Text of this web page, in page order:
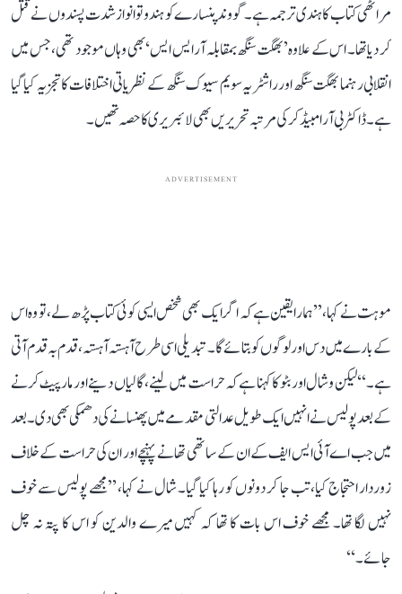
مراٹھی کتاب کا ہندی ترجمہ ہے۔ گووند پنسارے کو ہندوتوا نواز شدت پسندوں نے قتل
کر دیا تھا۔ اس کے علاوہ ’بھگت سنگھ بمقابلہ آر ایس ایس‘ بھی وہاں موجود تھی، جس میں
انقلابی رہنما بھگت سنگھ اور راشٹریہ سویم سیوک سنگھ کے نظریاتی اختلافات کا تجزیہ کیا گیا
ہے۔ ڈاکٹر بی آر امبیڈکر کی مرتبہ تحریریں بھی لائبریری کا حصہ تھیں۔
ADVERTISEMENT
موہت نے کہا، ’’ہمارا یقین ہے کہ اگر ایک بھی شخص ایسی کوئی کتاب پڑھ لے، تو وہ اس
کے بارے میں دس اور لوگوں کو بتائے گا۔ تبدیلی اسی طرح آہستہ آہستہ، قدم بہ قدم آتی
ہے۔‘‘ لیکن وشال اور بٹو کا کہنا ہے کہ حراست میں لینے، گالیاں دینے اور مارپیٹ کرنے
کے بعد پولیس نے انہیں ایک طویل عدالتی مقدمے میں پھنسانے کی دھمکی بھی دی۔ بعد
میں جب اے آئی ایس ایف کے ان کے ساتھی تھانے پہنچے اور ان کی حراست کے خلاف
زوردار احتجاج کیا، تب جا کر دونوں کو رہا کیا گیا۔ شال نے کہا، ’’مجھے پولیس سے خوف
نہیں لگا تھا۔ مجھے خوف اس بات کا تھا کہ کہیں میرے والدین کو اس کا پتہ نہ چل
جائے۔‘‘